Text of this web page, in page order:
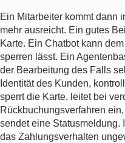
Ein Mitarbeiter kommt dann
mehr ausreicht. Ein gutes
Karte. Ein Chatbot kann
sperren lässt. Ein
der Bearbeitung des Falls
Identität des Kunden,
sperrt die Karte, leitet bei
Rückbuchungsverfahren
sendet eine Statusmeldung.
das Zahlungsverhalten